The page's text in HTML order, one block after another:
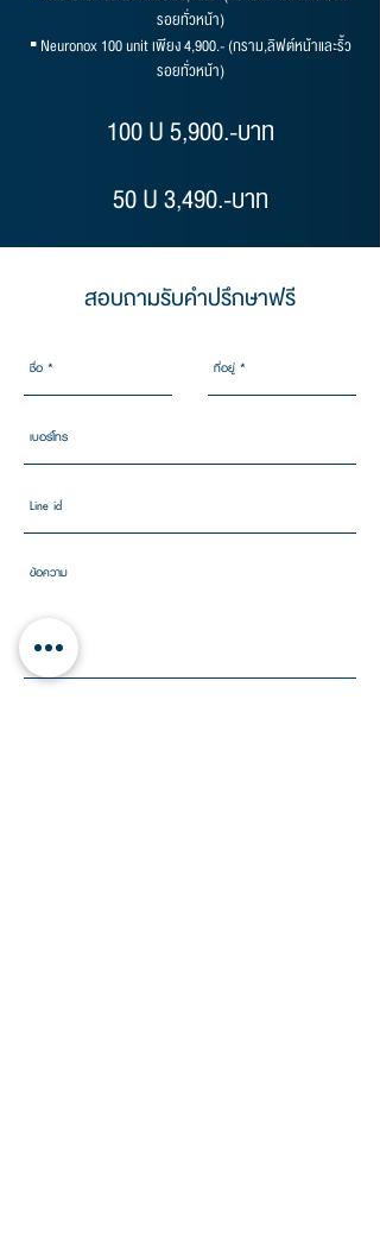
รอยทั่วหน้า)
▪ Neuronox 100 unit เพียง 4,900.- (กราม,ลิฟต์หน้าและริ้ว
รอยทั่วหน้า)
50 U 3,490.-บาท
100 U 5,900.-บาท
สอบถามรับคำปรึกษาฟรี